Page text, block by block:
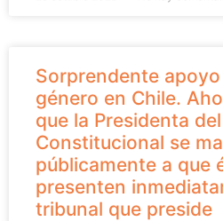
Sorprendente
género en Chile.
que la Presidenta
Constitucional se
públicamente a que
presenten
tribunal que preside